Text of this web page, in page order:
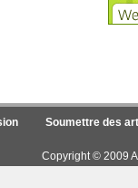
Soumettre des
Copyright © 2009